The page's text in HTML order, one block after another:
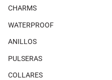
CHARMS
WATERPROOF
ANILLOS
PULSERAS
COLLARES